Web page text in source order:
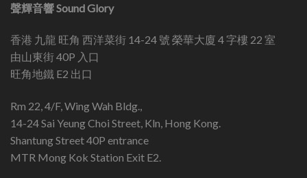
聲輝音響 Sound Glory
香港 九龍 旺角 西洋菜街 14-24 號 榮華大廈 4 字樓 22 室
由山東街 40P 入口
旺角地鐵 E2 出口
Rm 22, 4/F, Wing Wah Bldg.,
14-24 Sai Yeung Choi Street, Kln, Hong Kong.
Shantung Street 40P entrance
MTR Mong Kok Station Exit E2.